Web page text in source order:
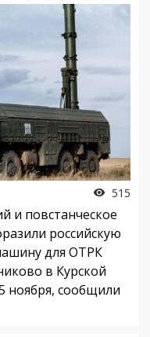
515
и повстанческое
российскую
для ОТРК
в Курской
ноября, сообщили